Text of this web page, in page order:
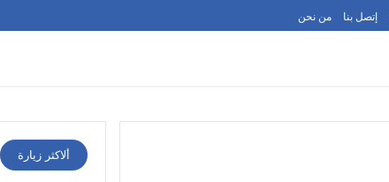
إتصل بنا من نحن
ألاكثر زيارة